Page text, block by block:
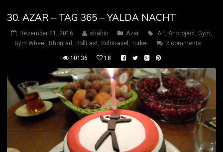
30. AZAR – TAG 365 – YALDA NACHT
Dezember 21, 2016 shahin Azar Art, Artproject, Gym,
Gym Wheel , Rhönrad , RollEast, Solotravel , Türkei 2 comments
10136 18